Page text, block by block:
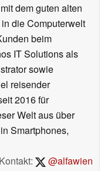
dem guten alten
die Computerwelt
beim
IT Solutions als
sowie
reisender
2016 für
Welt aus über
Smartphones,
Kontakt:
@alfawien